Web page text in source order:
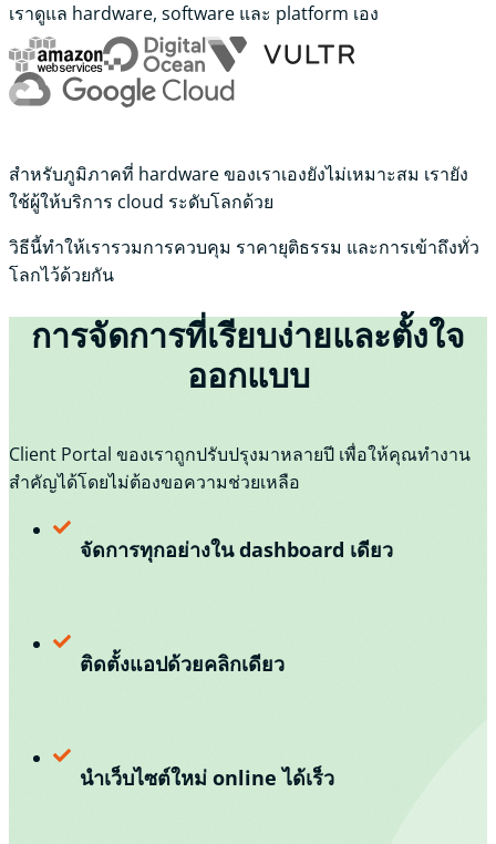
เราดูแล hardware, software และ platform เอง
สำหรับภูมิภาคที่ hardware ของเราเองยังไม่เหมาะสม เรายัง
ใช้ผู้ให้บริการ cloud ระดับโลกด้วย
วิธีนี้ทำให้เรารวมการควบคุม ราคายุติธรรม และการเข้าถึงทั่ว
โลกไว้ด้วยกัน
การจัดการที่เรียบง่ายและตั้งใจ
ออกแบบ
Client Portal ของเราถูกปรับปรุงมาหลายปี เพื่อให้คุณทำงาน
สำคัญได้โดยไม่ต้องขอความช่วยเหลือ
จัดการทุกอย่างใน dashboard เดียว
ติดตั้งแอปด้วยคลิกเดียว
นำเว็บไซต์ใหม่ online ได้เร็ว